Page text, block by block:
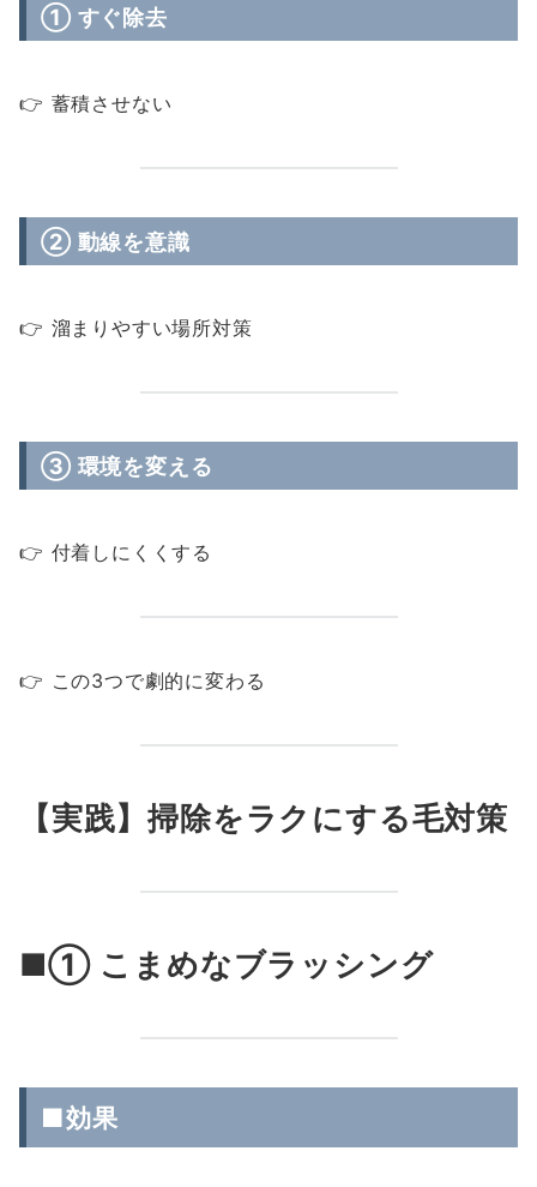
① すぐ除去
👉 蓄積させない
② 動線を意識
👉 溜まりやすい場所対策
③ 環境を変える
👉 付着しにくくする
👉 この3つで劇的に変わる
【実践】掃除をラクにする毛対策
■① こまめなブラッシング
■効果